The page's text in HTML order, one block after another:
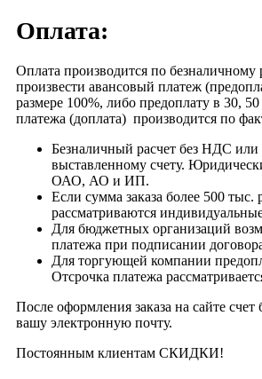
Оплата:
Оплата производится по безналичному
произвести авансовый платеж
размере 100%, либо предоплату в 30,
платежа (доплата) производится по
Безналичный расчет без НДС
выставленному счету.
ОАО, АО и ИП.
Если сумма заказа более 500 тыс.
рассматриваются
Для бюджетных организаций
платежа при подписании
Для торгующей компании
Отсрочка платежа
После оформления заказа на сайте счет
вашу электронную почту.
Постоянным клиентам СКИДКИ!